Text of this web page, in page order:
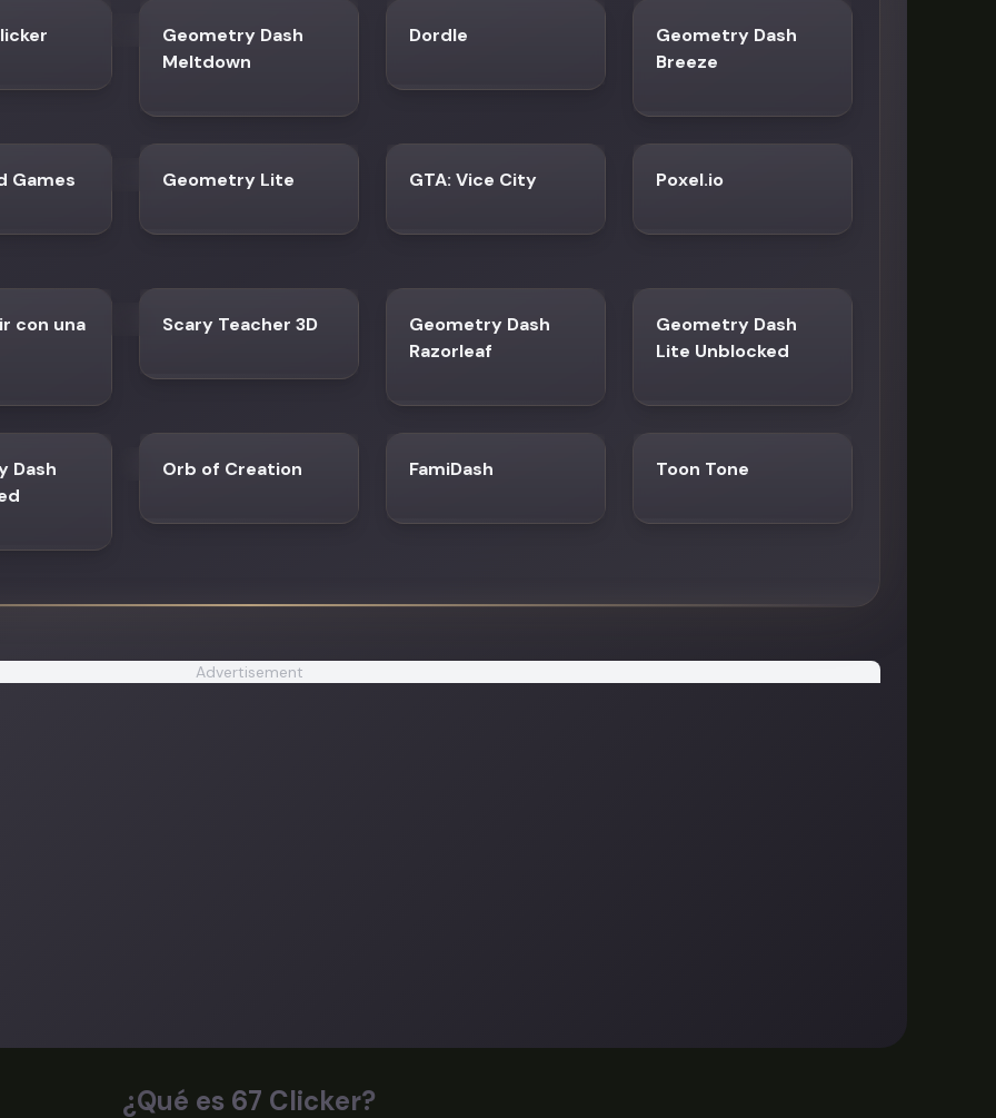
Geometry Dash
Meltdown
Dordle
Geometry Dash
Breeze
Games Geometry Lite GTA: Vice City Poxel.io
con una Scary Teacher 3D
Geometry Dash
Razorleaf
Geometry Dash
Lite Unblocked
Dash
Orb of Creation FamiDash Toon Tone
Advertisement
¿Qué es 67 Clicker?